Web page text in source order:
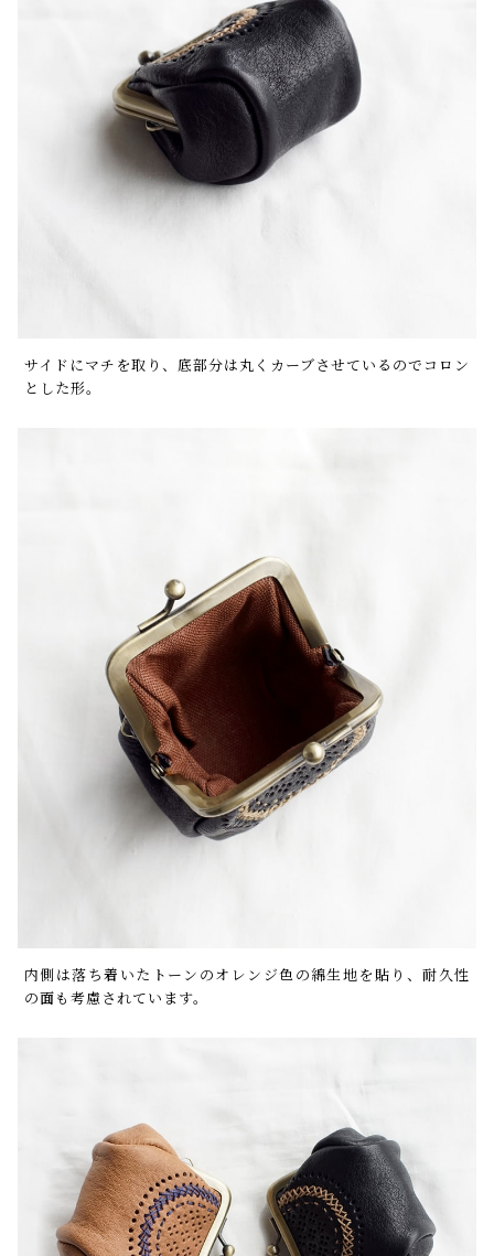
サイドにマチを取り、底部分は丸くカーブさせているのでコロン
とした形。
内側は落ち着いたトーンのオレンジ色の綿生地を貼り、耐久性
の面も考慮されています。